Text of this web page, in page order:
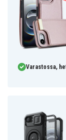
Varastossa,